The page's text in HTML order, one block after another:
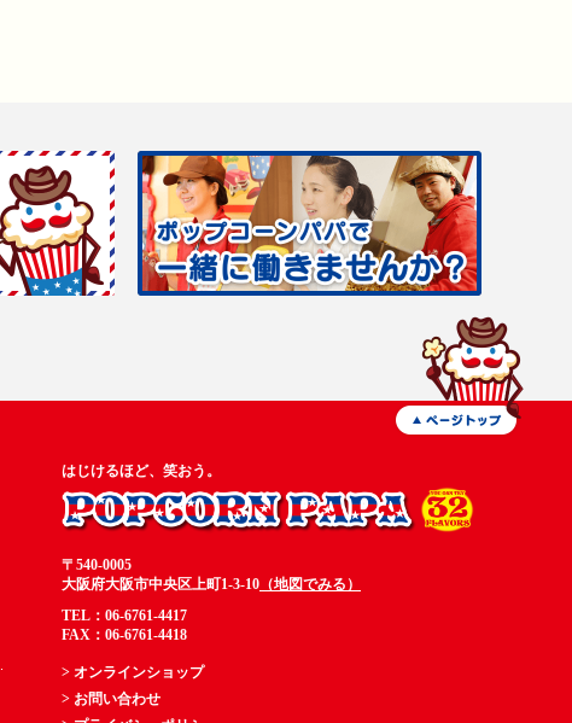
はじけるほど、笑おう。
〒540-0005
大阪府大阪市中央区上町1-3-10 （地図でみる）
TEL：06-6761-4417
FAX：06-6761-4418
> オンラインショップ
> お問い合わせ